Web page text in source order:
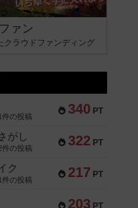
ァン
クラウドファンディング
340 PT
件の投稿
322 PT
がし
件の投稿
217 PT
ク
件の投稿
203 PT